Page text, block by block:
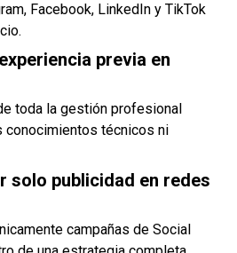
Facebook, LinkedIn y TikTok
previa en
toda la gestión profesional
conocimientos técnicos ni
solo publicidad en redes
campañas de Social